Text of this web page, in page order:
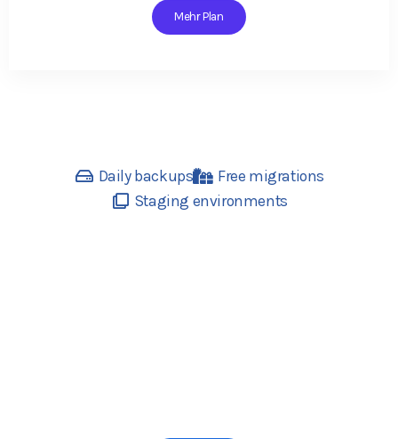
Mehr Plan
Daily backups
Free migrations
Staging environments